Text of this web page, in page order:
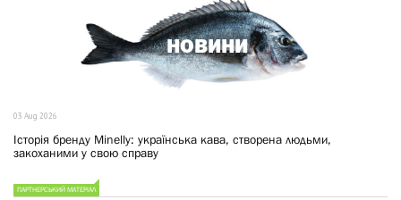
НОВИНИ
03 Aug 2026
Історія бренду Minelly: українська кава, створена людьми,
закоханими у свою справу
ПАРТНЕРСЬКИЙ МАТЕРІАЛ